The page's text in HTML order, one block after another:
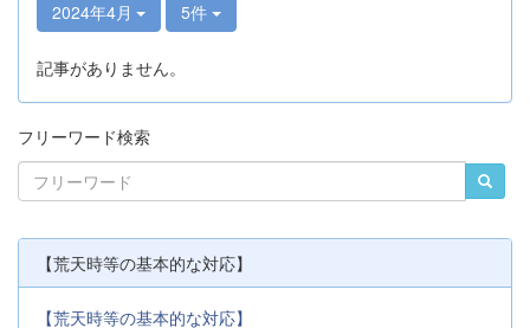
2024年4月 5件
記事がありません。
フリーワード検索
【荒天時等の基本的な対応】
【荒天時等の基本的な対応】